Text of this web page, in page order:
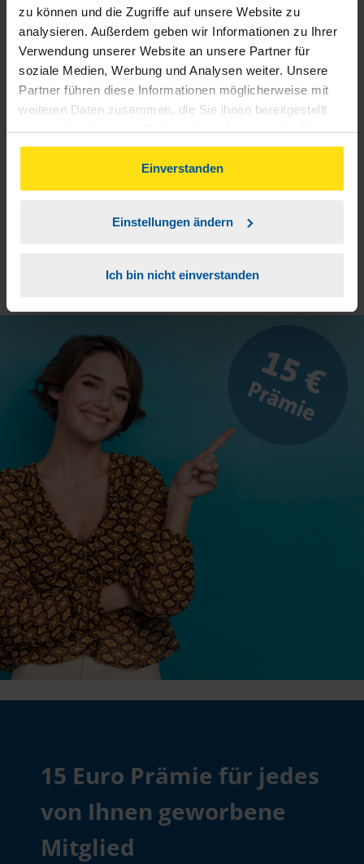
zu können und die Zugriffe auf unsere Website zu
analysieren. Außerdem geben wir Informationen zu Ihrer
Verwendung unserer Website an unsere Partner für
soziale Medien, Werbung und Analysen weiter. Unsere
Partner führen diese Informationen möglicherweise mit
weiteren Daten zusammen, die Sie ihnen bereitgestellt
haben oder die sie im Rahmen Ihrer Nutzung der Dienste
gesammelt haben. Indem Sie auf Einverstanden klicken,
können Sie der Verwendung von Cookies, gemäß
unserer➔ Datenschutzrichtliniezustimmen.
Einverstanden
Einstellungen ändern
Ich bin nicht einverstanden
2 Sie bekommen eine E-Mail mit Ihren Zugangsdaten
und einem Aktivierungslink.
3 Sie erhalten von mir Ihr Einmal-Passwort.
4
Aktivierungslink anklicken, Einmalpasswort
15 Euro Prämie für jedes
von Ihnen geworbene
Mitglied